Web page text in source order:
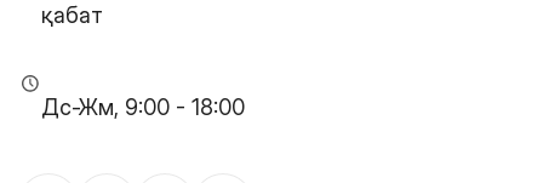
қабат
Дс-Жм, 9:00 - 18:00